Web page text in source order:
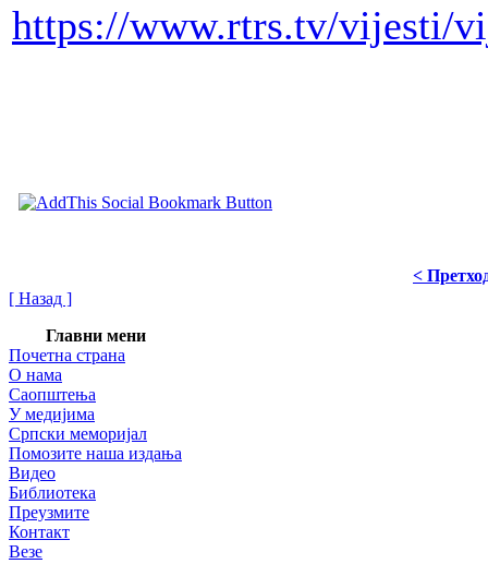
https://www.rtrs.tv/vijesti/
<
[ Назад ]
Главни мени
Почетна страна
О нама
Саопштења
У медијима
Српски меморијал
Помозите наша издања
Видео
Библиотека
Преузмите
Контакт
Везе